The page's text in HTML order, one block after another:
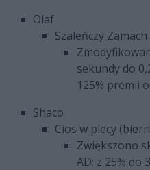
Olaf
Szaleńczy Zamach
sekundy do
125% premii
Shaco
Cios w plecy
Zwiększono
AD: z 25% do